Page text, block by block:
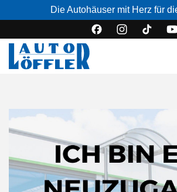
Die Autohäuser mit Herz für